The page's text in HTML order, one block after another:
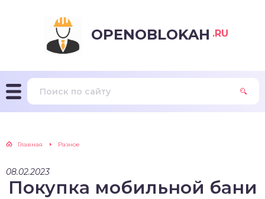
OPENOBLOKAH .RU
Главная Разное
08.02.2023
Покупка мобильной бани